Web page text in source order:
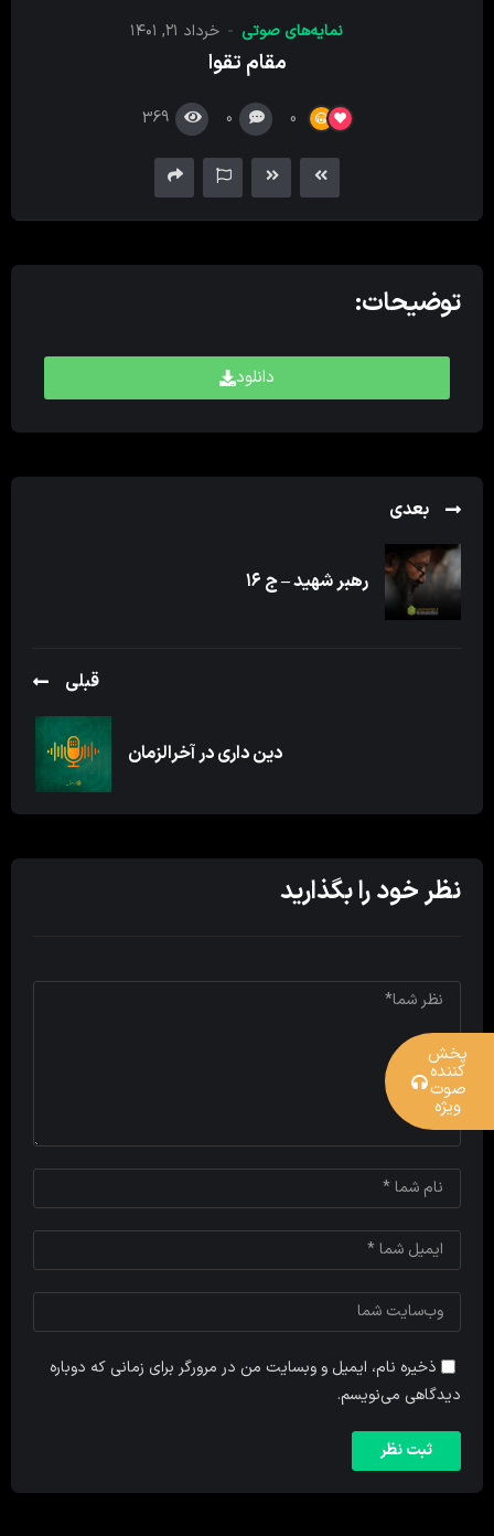
نمایه‌های صوتی خرداد ۲۱, ۱۴۰۱
مقام تقوا
0
0
369
توضیحات:
دانلود
بعدی
رهبر شهید – ج ۱۶
قبلی
دین داری در آخرالزمان
نظر خود را بگذارید
ذخیره نام، ایمیل و وبسایت من در مرورگر برای زمانی که دوباره
دیدگاهی می‌نویسم.
پخش
کننده
صوت
ویژه